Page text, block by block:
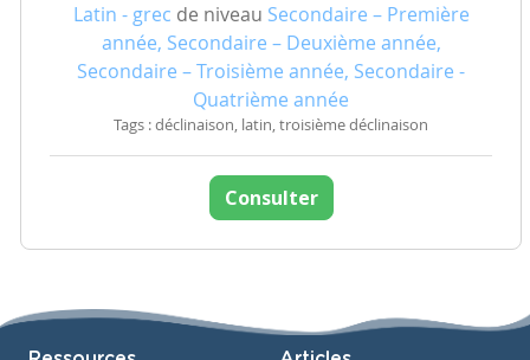
Latin - grec de niveau Secondaire – Première
année, Secondaire – Deuxième année,
Secondaire – Troisième année, Secondaire -
Quatrième année
Tags : déclinaison, latin, troisième déclinaison
Consulter